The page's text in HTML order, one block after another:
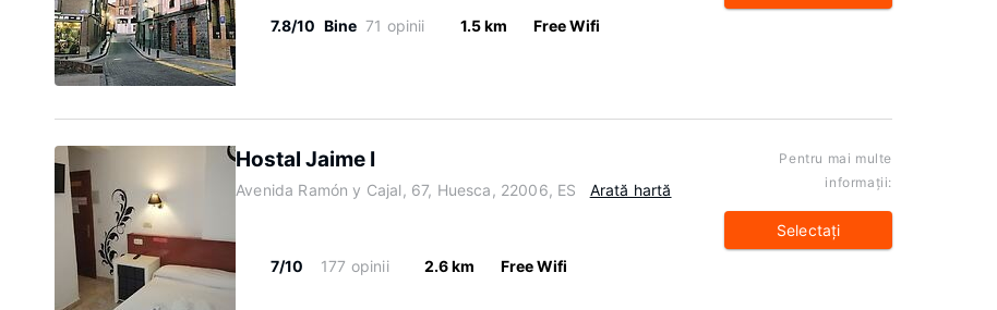
7.8/10 Bine 71 opinii 1.5 km Free Wifi
Hostal Jaime I
Avenida Ramón y Cajal, 67, Huesca, 22006, ES Arată hartă
7/10 177 opinii 2.6 km Free Wifi
Pentru mai multe
informaţii:
Selectaţi